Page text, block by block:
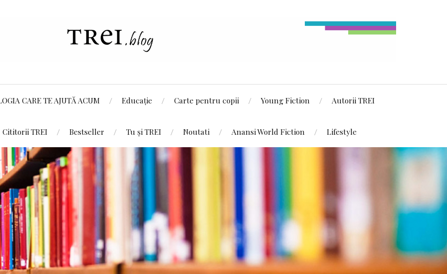
CARE TE AJUTĂ ACUM Educație Carte pentru copii Young Fiction Autorii TREI
Cititorii TREI Bestseller Tu și TREI Noutati Anansi World Fiction Lifestyle